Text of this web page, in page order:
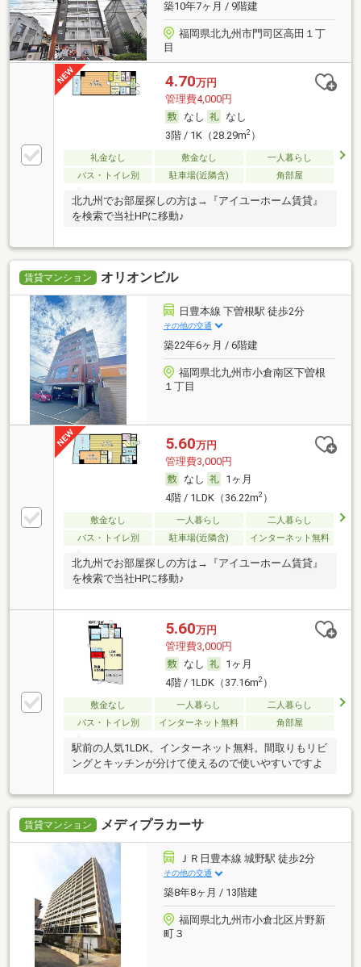
築10年7ヶ月 / 9階建
福岡県北九州市門司区高田１丁
目
4.70万円
管理費4,000円
なし
なし
3階 / 1K（28.29m2）
礼金なし 敷金なし
一人暮らし
バス・トイレ別
駐車場(近隣含) 角部屋
北九州でお部屋探しの方は→『アイユーホーム賃貸』
を検索で当社HPに移動♪
賃貸マンション オリオンビル
日豊本線 下曽根駅 徒歩2分
その他の交通
築22年6ヶ月 / 6階建
福岡県北九州市小倉南区下曽根
１丁目
5.60万円
管理費3,000円
なし
1ヶ月
4階 / 1LDK（36.22m2）
敷金なし 一人暮らし
二人暮らし
バス・トイレ別
駐車場(近隣含) インターネット無料
北九州でお部屋探しの方は→『アイユーホーム賃貸』
を検索で当社HPに移動♪
5.60万円
管理費3,000円
なし
1ヶ月
4階 / 1LDK（37.16m2）
敷金なし 一人暮らし
二人暮らし
バス・トイレ別
インターネット無料 角部屋
駅前の人気1LDK。インターネット無料。間取りもリビ
ングとキッチンが分けて使えるので使いやすいですよ
賃貸マンション メディプラカーサ
ＪＲ日豊本線 城野駅 徒歩2分
その他の交通
築8年8ヶ月 / 13階建
福岡県北九州市小倉北区片野新
町３